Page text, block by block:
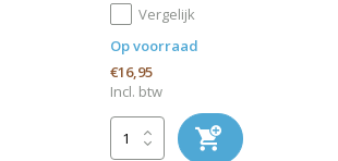
Vergelijk
Op voorraad
€16,95
Incl. btw